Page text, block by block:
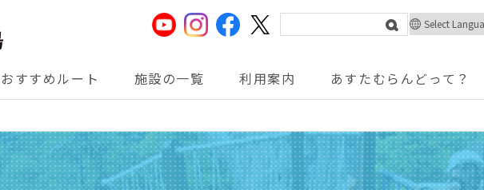
Select
おすすめルート 施設の一覧 利用案内 あすたむらんどって？